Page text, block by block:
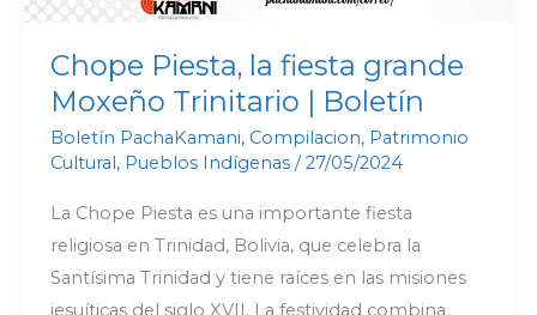
Chope Piesta, la fiesta grande
Moxeño Trinitario | Boletín
Boletín PachaKamani, Compilacion, Patrimonio
Cultural, Pueblos Indígenas/27/05/2024
La Chope Piesta es una importante fiesta
religiosa en Trinidad, Bolivia, que celebra la
Santísima Trinidad y tiene raíces en las misiones
jesuíticas del siglo XVII. La festividad combina